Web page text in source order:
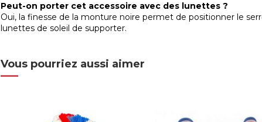
Peut-on porter cet accessoire avec des lunettes ?
Oui, la finesse de la monture noire permet de positionner le
lunettes de soleil de supporter.
Vous pourriez aussi aimer